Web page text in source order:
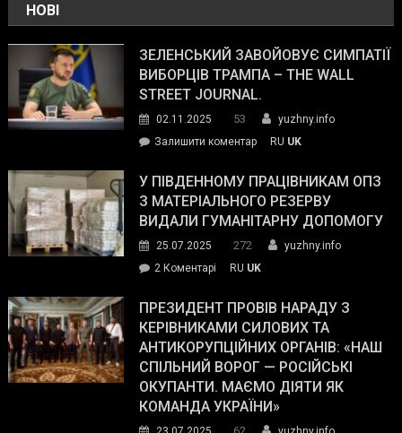
НОВІ
ЗЕЛЕНСЬКИЙ ЗАВОЙОВУЄ СИМПАТІЇ
ВИБОРЦІВ ТРАМПА – THE WALL
STREET JOURNAL.
02.11.2025 53
yuzhny.info
Залишити коментарon
завойовує
симпатії
виборців
The
Street
Journal.
RU UK
У ПІВДЕННОМУ ПРАЦІВНИКАМ ОПЗ
З МАТЕРІАЛЬНОГО РЕЗЕРВУ
ВИДАЛИ ГУМАНІТАРНУ ДОПОМОГУ
25.07.2025 272
yuzhny.info
2 Коментарі
Південному
працівникам
ОПЗ
з
матеріального
резерву
RU UK
ПРЕЗИДЕНТ ПРОВІВ НАРАДУ З
КЕРІВНИКАМИ СИЛОВИХ ТА
АНТИКОРУПЦІЙНИХ ОРГАНІВ: «НАШ
СПІЛЬНИЙ ВОРОГ — РОСІЙСЬКІ
ОКУПАНТИ. МАЄМО ДІЯТИ ЯК
КОМАНДА УКРАЇНИ»